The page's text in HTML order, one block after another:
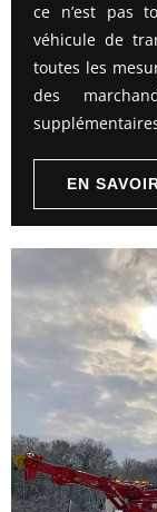
ce n’est pas
véhicule de
toutes les
des
EN